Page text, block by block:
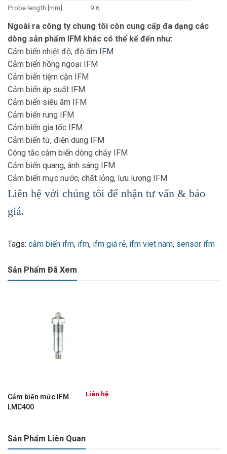
Probe length [mm]
9.6
Tank pressure [bar]
-1…40
MAWP (for applications
according to CRN) [bar]
40
Ngoài ra công ty chung tôi còn cung cấp đa dạng các
dòng sản phẩm IFM khác có thể kể đến như:
Cảm biến nhiệt độ, độ ẩm IFM
Cảm biến hồng ngoại IFM
Cảm biến tiệm cận IFM
Cảm biến áp suất IFM
Cảm biến siêu âm IFM
Cảm biến rung IFM
Cảm biến gia tốc IFM
Cảm biến từ, điện dung IFM
Công tắc cảm biến dòng chảy IFM
Cảm biến quang, ánh sáng IFM
Cảm biến mực nước, chất lỏng, lưu lượng IFM
Liên hệ với chúng tôi để nhận tư vấn & báo
giá.
Tags: cảm biến ifm, ifm, ifm giá rẻ, ifm viet nam, sensor ifm
Sản Phẩm Đã Xem
Cảm biến mức IFM
LMC400
Liên hệ
Sản Phẩm Liên Quan